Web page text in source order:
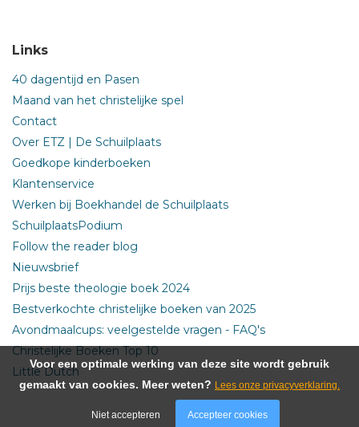
Links
40 dagentijd en Pasen
Maand van het christelijke spel
Contact
Over ETZ | De Schuilplaats
Goedkope kinderboeken
Klantenservice
Werken bij Boekhandel de Schuilplaats
SchuilplaatsPodium
Follow the reader blog
Nieuwsbrief
Prijs beste theologie boek 2024
Bestverkochte christelijke boeken van 2025
Avondmaalcups: veelgestelde vragen - FAQ's
Christelijke Boeken Top 10
Little Dutch
Voor een optimale werking van deze site wordt gebruik
gemaakt van cookies. Meer weten? Lees onze privacyverklaring.
Niet accepteren Accepteer cookies